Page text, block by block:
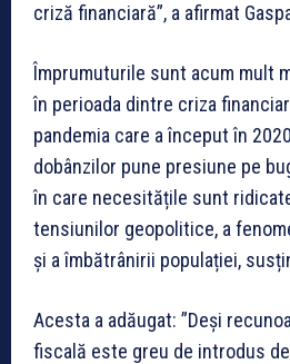
criză financiară”, a afirmat
Împrumuturile sunt acum mult
în perioada dintre criza
pandemia care a început în
dobânzilor pune presiune pe
în care necesitățile sunt
tensiunilor geopolitice, a
și a îmbătrânirii populației,
Acesta a adăugat: ”Deși
fiscală este greu de introdus